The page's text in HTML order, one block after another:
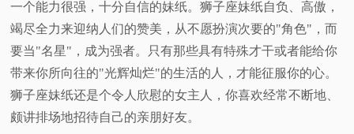
一个能力很强，十分自信的妹纸。狮子座妹纸自负、高傲，
竭尽全力来迎纳人们的赞美，从不愿扮演次要的"角色"，而
要当"名星"，成为强者。只有那些具有特殊才干或者能给你
带来你所向往的"光辉灿烂"的生活的人，才能征服你的心。
狮子座妹纸还是个令人欣慰的女主人，你喜欢经常不断地、
颇讲排场地招待自己的亲朋好友。